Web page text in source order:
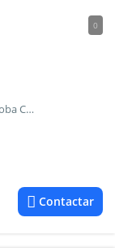
0
Siete Soles, Countries y Barrios Cerrados en Cordoba Capital
Contactar